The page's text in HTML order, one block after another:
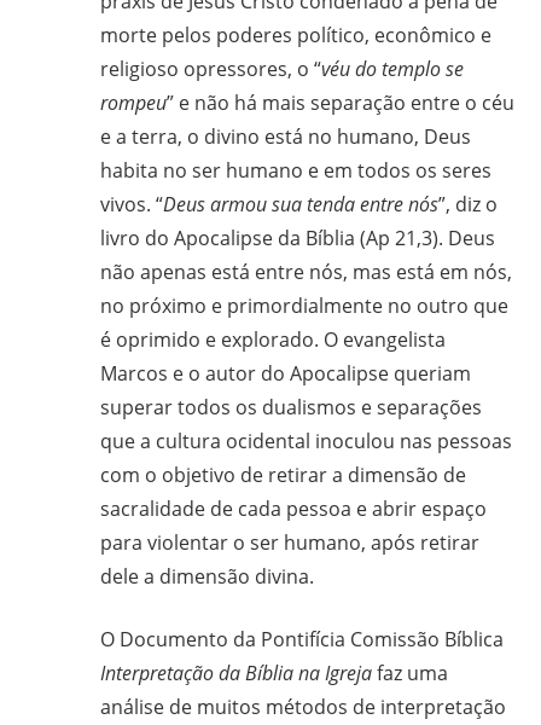
morte pelos poderes político, econômico e
religioso opressores, o “véu do templo se
rompeu” e não há mais separação entre o céu
e a terra, o divino está no humano, Deus
habita no ser humano e em todos os seres
vivos. “Deus armou sua tenda entre nós”, diz o
livro do Apocalipse da Bíblia (Ap 21,3). Deus
não apenas está entre nós, mas está em nós,
no próximo e primordialmente no outro que
é oprimido e explorado. O evangelista
Marcos e o autor do Apocalipse queriam
superar todos os dualismos e separações
que a cultura ocidental inoculou nas pessoas
com o objetivo de retirar a dimensão de
sacralidade de cada pessoa e abrir espaço
para violentar o ser humano, após retirar
dele a dimensão divina.
O Documento da Pontifícia Comissão Bíblica
Interpretação da Bíblia na Igrejafaz uma
análise de muitos métodos de interpretação